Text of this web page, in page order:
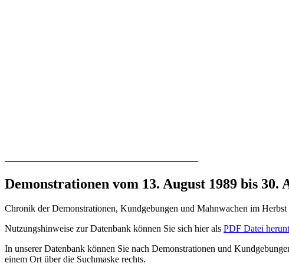
Demonstrationen vom 13. August 1989 bis
Chronik der Demonstrationen, Kundgebungen und Mahnwachen im
Nutzungshinweise zur Datenbank können Sie sich hier als PDF Datei
In unserer Datenbank können Sie nach Demonstrationen und
einem Ort über die Suchmaske rechts.